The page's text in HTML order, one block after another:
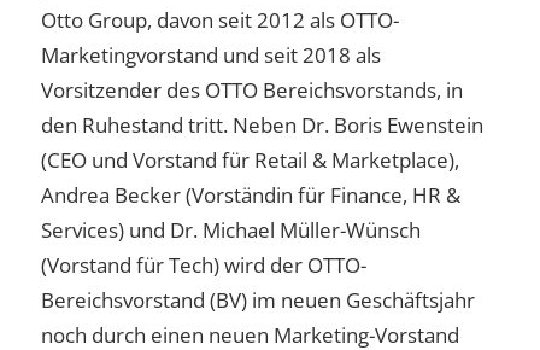
Otto Group, davon seit 2012 als OTTO-
Marketingvorstand und seit 2018 als
Vorsitzender des OTTO Bereichsvorstands, in
den Ruhestand tritt. Neben Dr. Boris Ewenstein
(CEO und Vorstand für Retail & Marketplace),
Andrea Becker (Vorständin für Finance, HR &
Services) und Dr. Michael Müller-Wünsch
(Vorstand für Tech) wird der OTTO-
Bereichsvorstand (BV) im neuen Geschäftsjahr
noch durch einen neuen Marketing-Vorstand